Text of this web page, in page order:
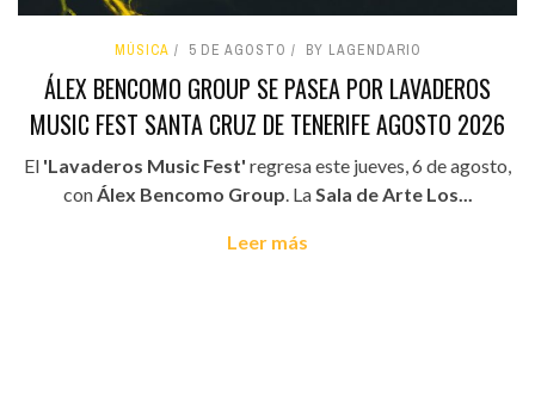
MÚSICA 5 DE AGOSTO BY LAGENDARIO
ÁLEX BENCOMO GROUP SE PASEA POR LAVADEROS
MUSIC FEST SANTA CRUZ DE TENERIFE AGOSTO 2026
El 'Lavaderos Music Fest' regresa este jueves, 6 de agosto,
conÁlex Bencomo Group. LaSala de Arte Los...
Leer más